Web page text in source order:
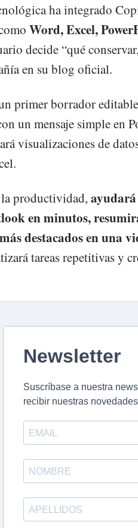
ha integrado
Word, Excel,
decide “qué
en su blog oficial.
primer borrador
un mensaje simple en
visualizaciones de
productividad,
en minutos,
destacados en una
tareas repetitivas y